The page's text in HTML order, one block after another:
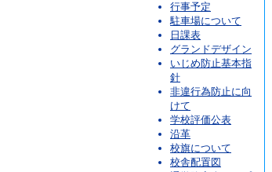
行事予定
駐車場について
日課表
グランドデザイン
いじめ防止基本指
針
非違行為防止に向
けて
学校評価公表
沿革
校旗について
校舎配置図